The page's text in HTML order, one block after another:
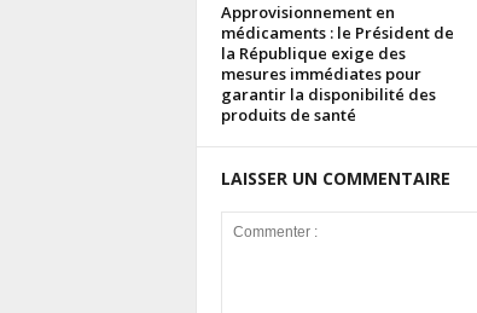
Approvisionnement en
médicaments : le Président de
la République exige des
mesures immédiates pour
garantir la disponibilité des
produits de santé
LAISSER UN COMMENTAIRE